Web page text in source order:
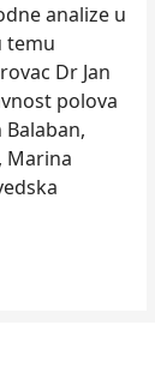
analize u
temu
Dr Jan
polova
Balaban,
Marina